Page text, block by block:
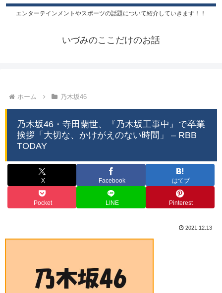
エンターテインメントやスポーツの話題について紹介していきます！！
いづみのここだけのお話
ホーム 乃木坂46
乃木坂46・寺田蘭世、『乃木坂工事中』で卒業
挨拶「大切な、かけがえのない時間」 – RBB
TODAY
X Facebook はてブ
Pocket LINE Pinterest
2021.12.13